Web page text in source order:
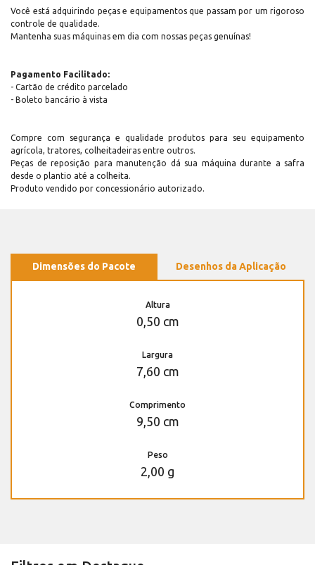
Você está adquirindo peças e equipamentos que passam por um rigoroso
controle de qualidade.
Mantenha suas máquinas em dia com nossas peças genuínas!
Pagamento Facilitado:
- Cartão de crédito parcelado
- Boleto bancário à vista
Compre com segurança e qualidade produtos para seu equipamento
agrícola, tratores, colheitadeiras entre outros.
Peças de reposição para manutenção dá sua máquina durante a safra
desde o plantio até a colheita.
Produto vendido por concessionário autorizado.
Dimensões do Pacote Desenhos da Aplicação
Altura
0,50 cm
Largura
7,60 cm
Comprimento
9,50 cm
Peso
2,00 g